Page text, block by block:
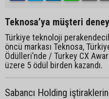
Teknosa’ya müşteri
Türkiye teknoloji
öncü markası Teknosa,
Ödülleri’nde / Turkey CX
üzere 5 ödül birden kazandı.
Sabancı Holding